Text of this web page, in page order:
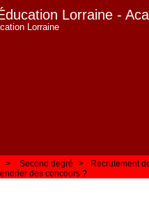
Lorraine -
Lorraine
> Second degré >
Recrutement
des concours ?